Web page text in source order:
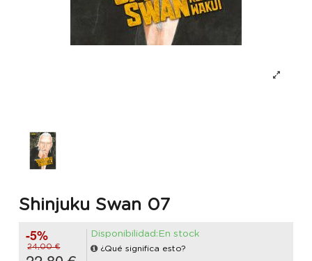
Shinjuku Swan 07
-5%
24,00 €
Disponibilidad:En stock
¿Qué significa esto?